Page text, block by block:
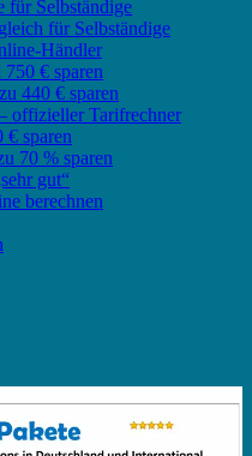
für Selbständige
für Selbständige
Händler
€ sparen
440 € sparen
offizieller Tarifrechner
sparen
70 % sparen
gut“
berechnen